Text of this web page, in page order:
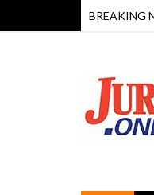
BREAKING
Pria 59 Tahun Ditemukan